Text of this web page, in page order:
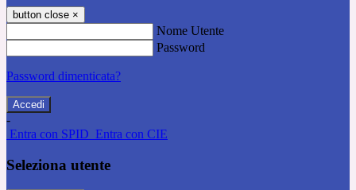
button close ×
Nome Utente
Password
Password dimenticata?
-
Entra con SPID Entra con CIE
Seleziona utente